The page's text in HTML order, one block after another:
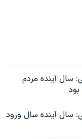
سال آینده مردم
سال آینده سال ورود